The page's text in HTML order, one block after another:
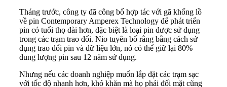
Tháng trước, công ty đã công bố hợp tác với gã khổng lồ
về pin Contemporary Amperex Technology để phát triển
pin có tuổi thọ dài hơn, đặc biệt là loại pin được sử dụng
trong các trạm trao đổi. Nio tuyên bố rằng bằng cách sử
dụng trao đổi pin và dữ liệu lớn, nó có thể giữ lại 80%
dung lượng pin sau 12 năm sử dụng.
Nhưng nếu các doanh nghiệp muốn lắp đặt các trạm sạc
với tốc độ nhanh hơn, khó khăn mà họ phải đối mặt cũng